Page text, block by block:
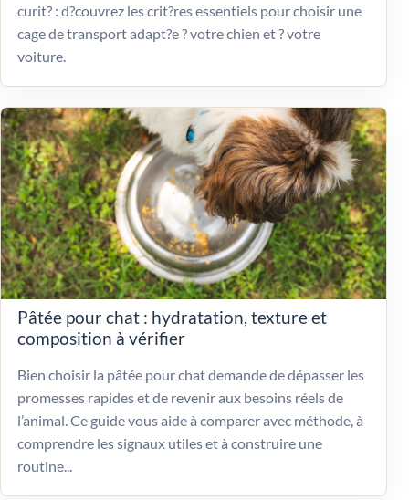
curit? : d?couvrez les crit?res essentiels pour choisir une
cage de transport adapt?e ? votre chien et ? votre
voiture.
Pâtée pour chat : hydratation, texture et
composition à vérifier
Bien choisir la pâtée pour chat demande de dépasser les
promesses rapides et de revenir aux besoins réels de
l’animal. Ce guide vous aide à comparer avec méthode, à
comprendre les signaux utiles et à construire une
routine...